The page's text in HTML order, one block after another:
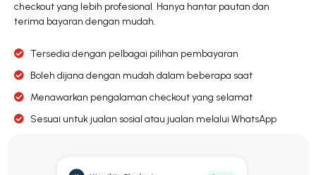
checkout yang lebih profesional. Hanya hantar pautan dan
terima bayaran dengan mudah.
Tersedia dengan pelbagai pilihan pembayaran
Boleh dijana dengan mudah dalam beberapa saat
Menawarkan pengalaman checkout yang selamat
Sesuai untuk jualan sosial atau jualan melalui WhatsApp